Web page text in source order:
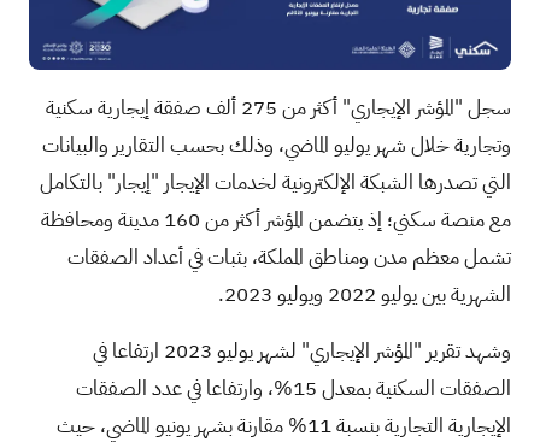
سجل "المؤشر الإيجاري" أكثر من 275 ألف صفقة إيجارية سكنية
وتجارية خلال شهر يوليو الماضي، وذلك بحسب التقارير والبيانات
التي تصدرها الشبكة الإلكترونية لخدمات الإيجار "إيجار" بالتكامل
مع منصة سكني؛ إذ يتضمن المؤشر أكثر من 160 مدينة ومحافظة
تشمل معظم مدن ومناطق المملكة، بثبات في أعداد الصفقات
الشهرية بين يوليو 2022 ويوليو 2023.
وشهد تقرير "المؤشر الإيجاري" لشهر يوليو 2023 ارتفاعا في
الصفقات السكنية بمعدل 15%، وارتفاعا في عدد الصفقات
الإيجارية التجارية بنسبة 11% مقارنة بشهر يونيو الماضي، حيث